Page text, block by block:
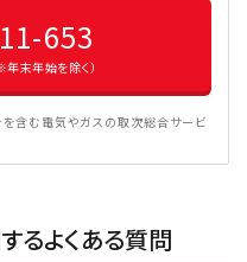
653
末年始を除く）
含む電気やガスの取次総合サービ
るよくある質問